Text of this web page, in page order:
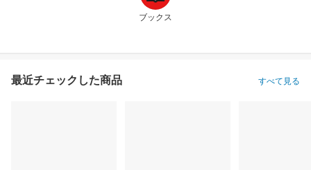
ブックス
最近チェックした商品 すべて見る